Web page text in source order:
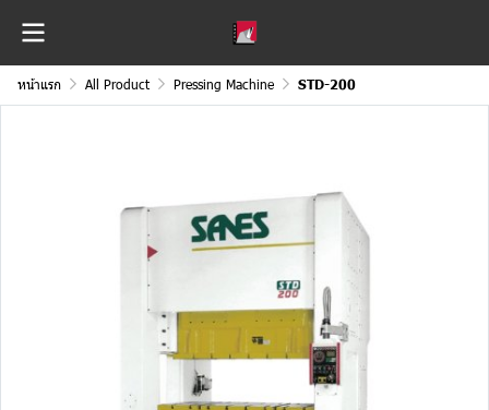
หน้าแรก All Product Pressing Machine STD-200